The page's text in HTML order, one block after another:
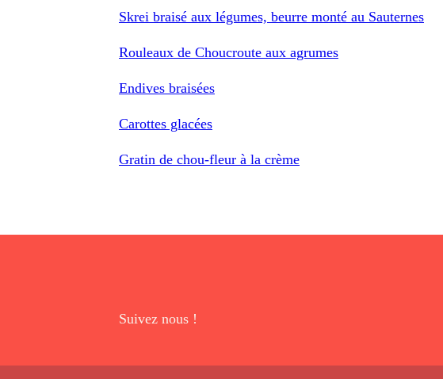
Skrei braisé aux légumes, beurre monté au Sauternes
Rouleaux de Choucroute aux agrumes
Endives braisées
Carottes glacées
Gratin de chou-fleur à la crème
Suivez nous !